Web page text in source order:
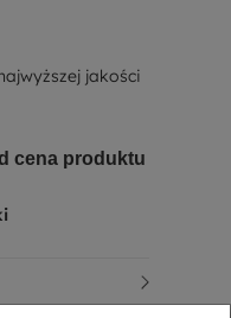
jakości
cena produktu